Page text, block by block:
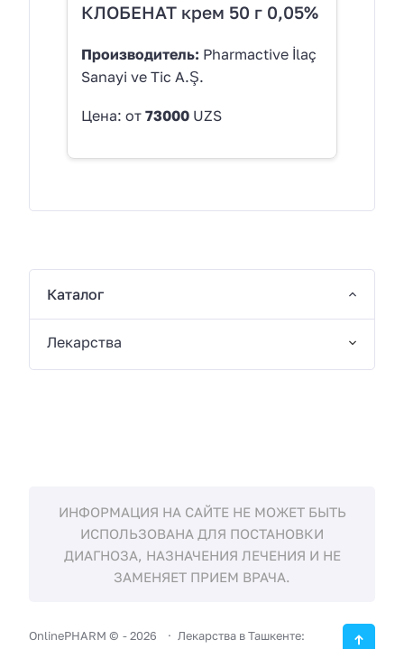
КЛОБЕНАТ крем 50 г 0,05%
Производитель: Pharmactive İlaç
Sanayi ve Tic A.Ş.
Цена: от 73000 UZS
Каталог
Лекарства
ИНФОРМАЦИЯ НА САЙТЕ НЕ МОЖЕТ БЫТЬ
ИСПОЛЬЗОВАНА ДЛЯ ПОСТАНОВКИ
ДИАГНОЗА, НАЗНАЧЕНИЯ ЛЕЧЕНИЯ И НЕ
ЗАМЕНЯЕТ ПРИЕМ ВРАЧА.
OnlinePHARM © -2026 Лекарства в Ташкенте: